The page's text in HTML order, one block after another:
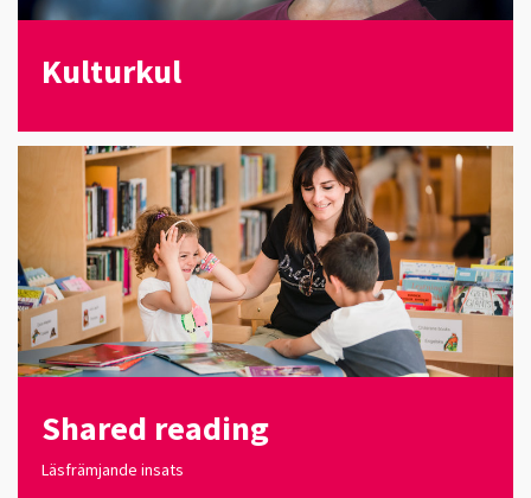
Kulturkul
Shared reading
Läsfrämjande insats